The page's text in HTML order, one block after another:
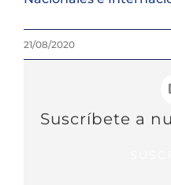
21/08/2020
Suscríbete a